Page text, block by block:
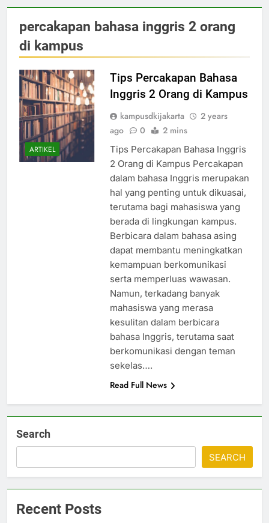
percakapan bahasa inggris 2 orang
di kampus
ARTIKEL
Tips Percakapan Bahasa
Inggris 2 Orang di Kampus
kampusdkijakarta
2 years
ago
0 2 mins
Tips Percakapan Bahasa Inggris
2 Orang di Kampus Percakapan
dalam bahasa Inggris merupakan
hal yang penting untuk dikuasai,
terutama bagi mahasiswa yang
berada di lingkungan kampus.
Berbicara dalam bahasa asing
dapat membantu meningkatkan
kemampuan berkomunikasi
serta memperluas wawasan.
Namun, terkadang banyak
mahasiswa yang merasa
kesulitan dalam berbicara
bahasa Inggris, terutama saat
berkomunikasi dengan teman
sekelas….
Read Full News
Search
SEARCH
Recent Posts